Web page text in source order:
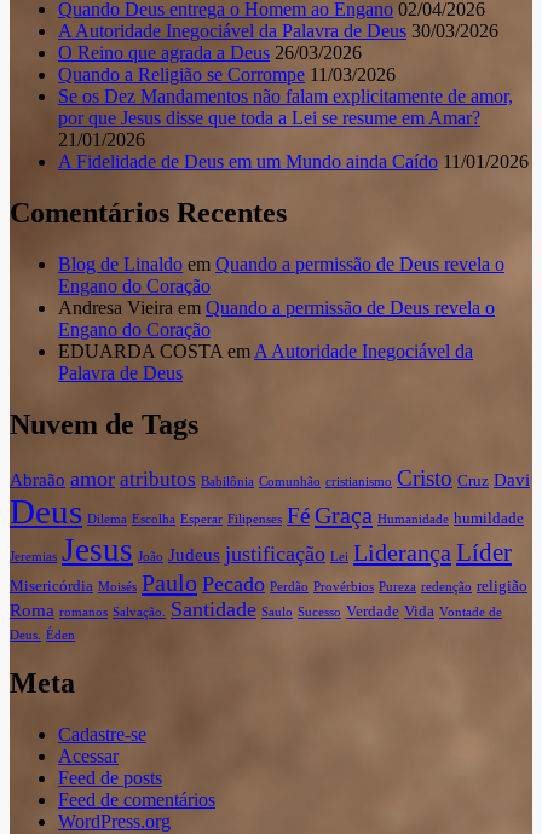
Quando Deus entrega o Homem ao Engano 02/04/2026
A Autoridade Inegociável da Palavra de Deus 30/03/2026
O Reino que agrada a Deus 26/03/2026
Quando a Religião se Corrompe 11/03/2026
Se os Dez Mandamentos não falam explicitamente de amor,
por que Jesus disse que toda a Lei se resume em Amar?
21/01/2026
A Fidelidade de Deus em um Mundo ainda Caído 11/01/2026
Comentários Recentes
Blog de Linaldo em Quando a permissão de Deus revela o
Engano do Coração
Andresa Vieira em Quando a permissão de Deus revela o
Engano do Coração
EDUARDA COSTA em A Autoridade Inegociável da
Palavra de Deus
Nuvem de Tags
Abraão amor atributos Babilônia Comunhão cristianismo Cristo Cruz Davi
Deus Dilema Escolha Esperar Filipenses FéGraça Humanidade humildade
Jeremias Jesus João Judeus justificação Lei Liderança Líder
Misericórdia Moisés Paulo Pecado Perdão Provérbios Pureza redenção religião
Roma romanos Salvação. Santidade Saulo Sucesso Verdade Vida Vontade de
Deus.
Éden
Meta
Cadastre-se
Acessar
Feed de posts
Feed de comentários
WordPress.org